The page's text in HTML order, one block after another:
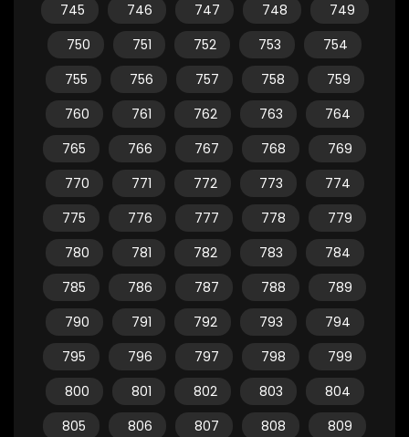
745
746 747 748
749
750
751 752 753
754
755
756 757 758
759
760
761 762 763
764
765
766 767 768
769
770
771 772 773
774
775
776 777 778
779
780
781 782 783
784
785
786 787 788
789
790
791 792 793
794
795
796 797 798
799
800
801 802 803
804
805
806 807 808
809